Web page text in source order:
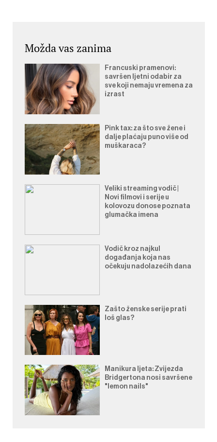
Možda vas zanima
Francuski pramenovi:
savršen ljetni odabir za
sve koji nemaju vremena za
izrast
Pink tax: za što sve žene i
dalje plaćaju puno više od
muškaraca?
Veliki streaming vodič |
Novi filmovi i serije u
kolovozu donose poznata
glumačka imena
Vodič kroz najkul
događanja koja nas
očekuju nadolazećih dana
Zašto ženske serije prati
loš glas?
Manikura ljeta: Zvijezda
Bridgertona nosi savršene
"lemon nails"